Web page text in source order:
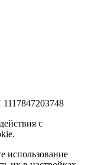
с
использование